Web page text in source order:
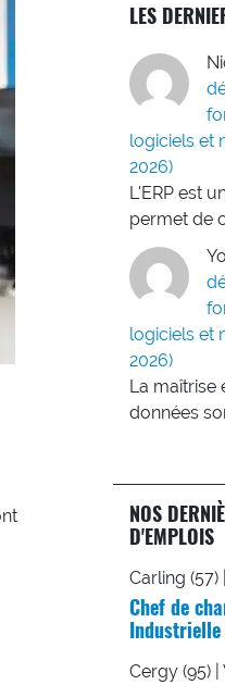
LES
logiciels et
2026)
L'ERP est
permet de
logiciels et
2026)
La maîtrise
données
NOS
D'EMPLOIS
Carling
Chef de
Cergy (95)